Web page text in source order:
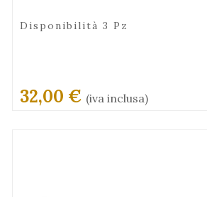
Disponibilità 3 Pz
32,00 € (iva inclusa)